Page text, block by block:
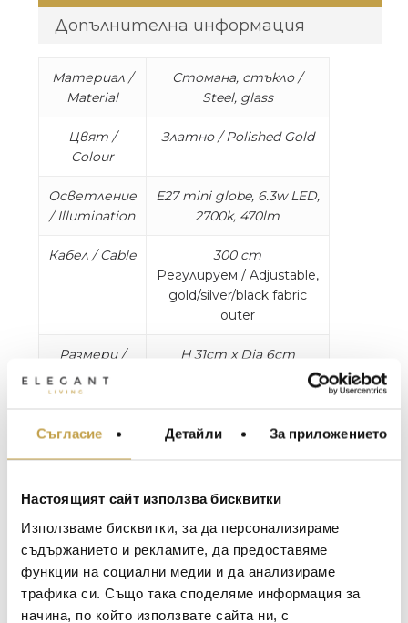
Съгласие Детайли За приложението
Настоящият сайт използва бисквитки
Използваме бисквитки, за да персонализираме
съдържанието и рекламите, да предоставяме
функции на социални медии и да анализираме
трафика си. Също така споделяме информация за
начина, по който използвате сайта ни, с
Допълнителна информация
Материал /
Material
Стомана, стъкло /
Steel, glass
Цвят /
Colour
Златно / Polished Gold
Осветление
/ Illumination
E27 mini globe, 6.3w LED,
2700k, 470lm
Кабел / Cable
300 cm
Регулируем / Adjustable,
gold/silver/black fabric
outer
Размери /
Dimensions
H 31cm x Dia 6cm
точки и ос на въртене, пендантът
Fulcrum на Lee Broom е изчистен цилиндър
централна сфера.
supports, Fulcrum Light is a slimline pendant of
gold, chrome or black cylinders suspended
around a central sphere.
МЕБЕЛИ ЗА ДОМА И
ЗА МАСАТА
ТЕКСТИЛ ЗА ДОМА
АРОМАТИ ЗА ДОМА
BACCARAT
TOM DIXON
MICHAEL ARAM